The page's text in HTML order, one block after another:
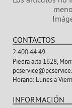
CONTACTOS
2 400 44 49
Piedra alta 1628,
Horario:Lunes a
INFORMACIÓN